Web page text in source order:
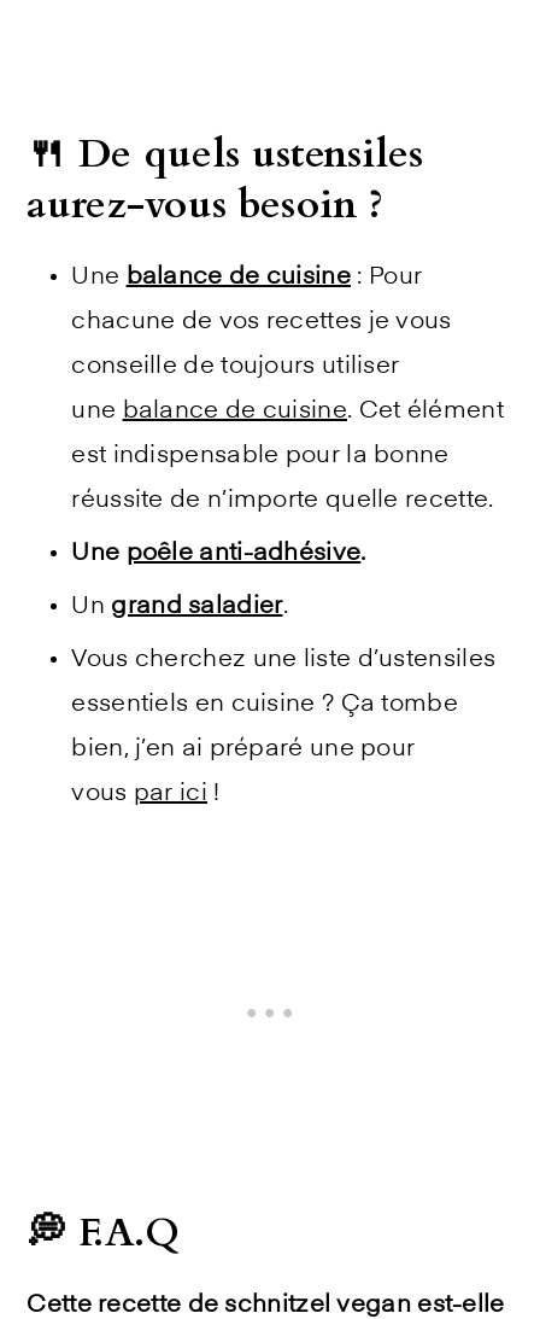
🍴 De quels ustensiles
aurez-vous besoin ?
Une balance de cuisine : Pour
chacune de vos recettes je vous
conseille de toujours utiliser
une balance de cuisine. Cet élément
est indispensable pour la bonne
réussite de n’importe quelle recette.
Une poêle anti-adhésive.
Un grand saladier.
Vous cherchez une liste d’ustensiles
essentiels en cuisine ? Ça tombe
bien, j’en ai préparé une pour
vous par ici !
💭 F.A.Q
Cette recette de schnitzel vegan est-elle